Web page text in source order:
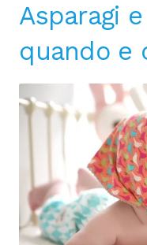
Asparagi
quando e